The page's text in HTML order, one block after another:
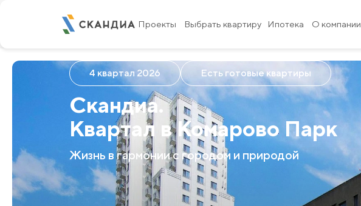
Проекты Выбрать квартиру Ипотека О компании
4 квартал 2026 Есть готовые квартиры
Скандиа.
Квартал в Комарово Парк
Жизнь в гармонии с городом и природой